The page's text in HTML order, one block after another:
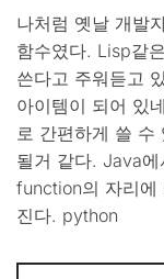
나처럼 옛날 개발
함수였다. Lisp같
쓴다고 주워듣고
아이템이 되어 있
로 간편하게 쓸 수
될거 같다. Java
function의 자리에
진다. python